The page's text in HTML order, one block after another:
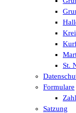
St.
Formulare
Satzung